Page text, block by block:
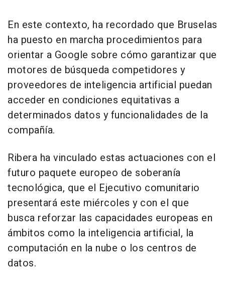
En este contexto, ha recordado que Bruselas
ha puesto en marcha procedimientos para
orientar a Google sobre cómo garantizar que
motores de búsqueda competidores y
proveedores de inteligencia artificial puedan
acceder en condiciones equitativas a
determinados datos y funcionalidades de la
compañía.
Ribera ha vinculado estas actuaciones con el
futuro paquete europeo de soberanía
tecnológica, que el Ejecutivo comunitario
presentará este miércoles y con el que
busca reforzar las capacidades europeas en
ámbitos como la inteligencia artificial, la
computación en la nube o los centros de
datos.